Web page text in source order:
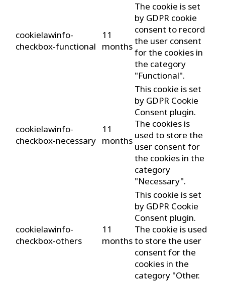
cookielawinfo-
checkbox-functional
11
months
The cookie is set
by GDPR cookie
consent to record
the user consent
for the cookies in
the category
"Functional".
cookielawinfo-
checkbox-necessary
11
months
This cookie is set
by GDPR Cookie
Consent plugin.
The cookies is
used to store the
user consent for
the cookies in the
category
"Necessary".
cookielawinfo-
checkbox-others
11
months
This cookie is set
by GDPR Cookie
Consent plugin.
The cookie is used
to store the user
consent for the
cookies in the
category "Other.